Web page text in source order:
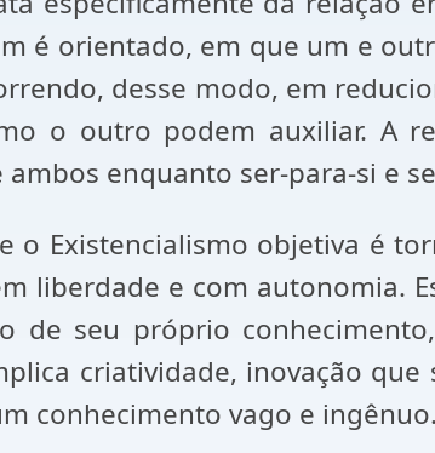
é orientado, em que um e
desse modo, em
o outro podem auxiliar. A
ambos enquanto ser-para-si e
o Existencialismo objetiva é
liberdade e com autonomia.
de seu próprio
criatividade, inovação
conhecimento vago e